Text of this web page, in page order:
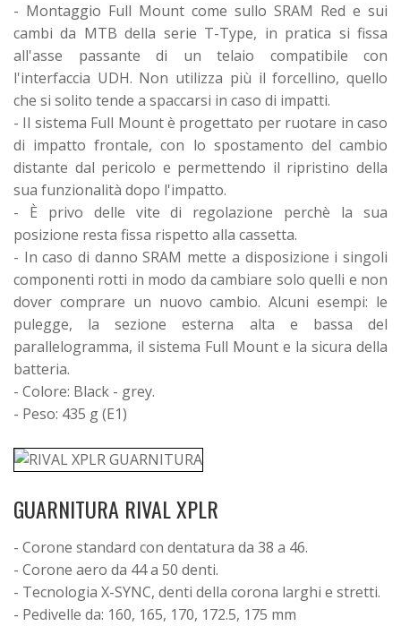
- Montaggio Full Mount come sullo SRAM Red e sui
cambi da MTB della serie T-Type, in pratica si fissa
all'asse passante di un telaio compatibile con
l'interfaccia UDH. Non utilizza più il forcellino, quello
che si solito tende a spaccarsi in caso di impatti.
- Il sistema Full Mount è progettato per ruotare in caso
di impatto frontale, con lo spostamento del cambio
distante dal pericolo e permettendo il ripristino della
sua funzionalità dopo l'impatto.
- È privo delle vite di regolazione perchè la sua
posizione resta fissa rispetto alla cassetta.
- In caso di danno SRAM mette a disposizione i singoli
componenti rotti in modo da cambiare solo quelli e non
dover comprare un nuovo cambio. Alcuni esempi: le
pulegge, la sezione esterna alta e bassa del
parallelogramma, il sistema Full Mount e la sicura della
batteria.
- Colore: Black - grey.
- Peso: 435 g (E1)
GUARNITURA RIVAL XPLR
- Corone standard con dentatura da 38 a 46.
- Corone aero da 44 a 50 denti.
- Tecnologia X-SYNC, denti della corona larghi e stretti.
- Pedivelle da: 160, 165, 170, 172.5, 175 mm